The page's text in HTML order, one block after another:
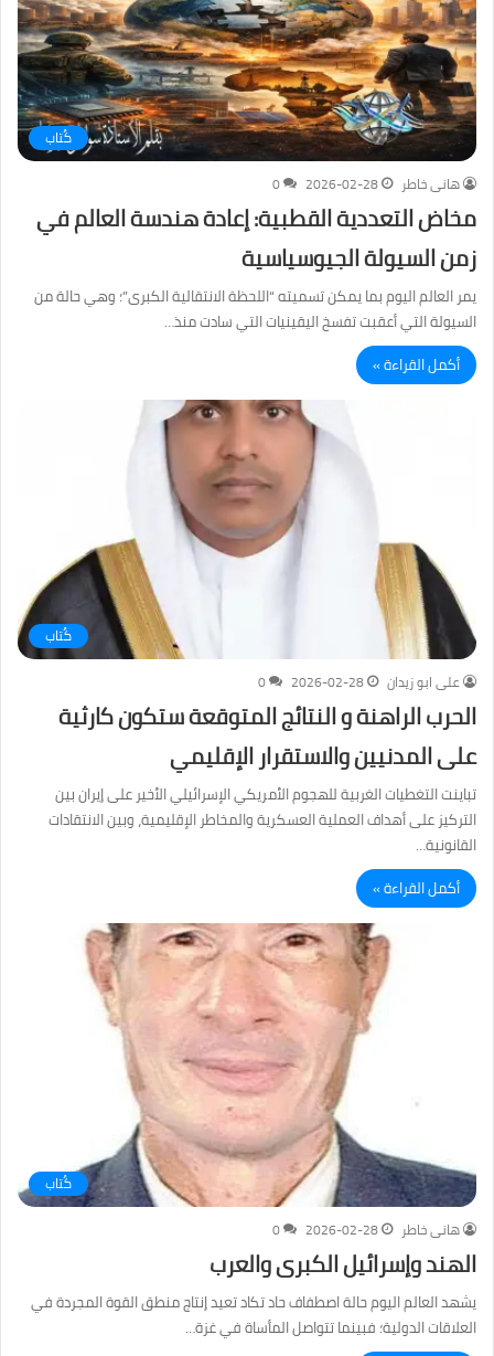
كُتاب
هانى خاطر
2026-02-28
0
مخاض التعددية القطبية: إعادة هندسة العالم في
زمن السيولة الجيوسياسية
يمر العالم اليوم بما يمكن تسميته “اللحظة الانتقالية الكبرى”؛ وهي حالة من
السيولة التي أعقبت تفسخ اليقينيات التي سادت منذ…
أكمل القراءة »
كُتاب
على ابو زيدان
2026-02-28
0
الحرب الراهنة و النتائج المتوقعة ستكون كارثية
على المدنيين والاستقرار الإقليمي
تباينت التغطيات الغربية للهجوم الأمريكي الإسرائيلي الأخير على إيران بين
التركيز على أهداف العملية العسكرية والمخاطر الإقليمية، وبين الانتقادات
القانونية…
أكمل القراءة »
كُتاب
هانى خاطر
2026-02-28
0
الهند وإسرائيل الكبرى والعرب
يشهد العالم اليوم حالة اصطفاف حاد تكاد تعيد إنتاج منطق القوة المجردة في
العلاقات الدولية؛ فبينما تتواصل المأساة في غزة…